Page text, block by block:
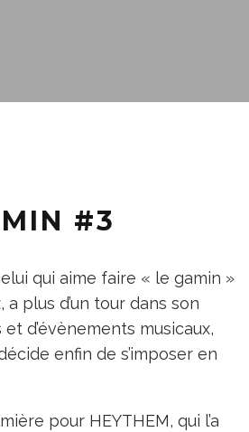
#3
qui aime faire « le gamin »
plus d’un tour dans son
d’évènements musicaux,
enfin de s’imposer en
pour HEYTHEM, qui l’a